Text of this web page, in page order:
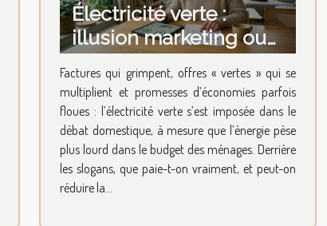
Électricité verte :
illusion marketing ou
réel levier d'économies
à la maison ?
Factures qui grimpent, offres « vertes » qui se
multiplient et promesses d’économies parfois
floues : l’électricité verte s’est imposée dans le
débat domestique, à mesure que l’énergie pèse
plus lourd dans le budget des ménages. Derrière
les slogans, que paie-t-on vraiment, et peut-on
réduire la...